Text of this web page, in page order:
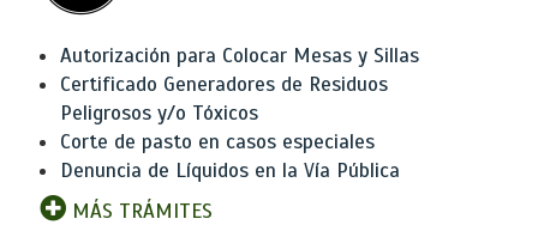
Autorización para Colocar Mesas y Sillas
Certificado Generadores de Residuos
Peligrosos y/o Tóxicos
Corte de pasto en casos especiales
Denuncia de Líquidos en la Vía Pública
MÁS TRÁMITES